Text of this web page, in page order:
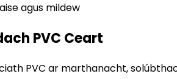
agus mildew
PVC Ceart
PVC ar marthanacht,